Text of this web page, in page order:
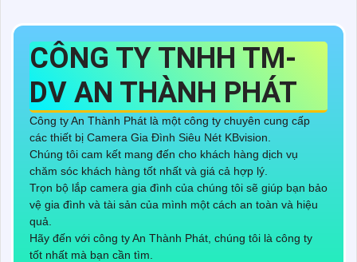
CÔNG TY TNHH TM-
DV AN THÀNH PHÁT
Công ty An Thành Phát là một công ty chuyên cung cấp
các thiết bị Camera Gia Đình Siêu Nét KBvision.
Chúng tôi cam kết mang đến cho khách hàng dịch vụ
chăm sóc khách hàng tốt nhất và giá cả hợp lý.
Trọn bộ lắp camera gia đình của chúng tôi sẽ giúp bạn bảo
vệ gia đình và tài sản của mình một cách an toàn và hiệu
quả.
Hãy đến với công ty An Thành Phát, chúng tôi là công ty
tốt nhất mà bạn cần tìm.